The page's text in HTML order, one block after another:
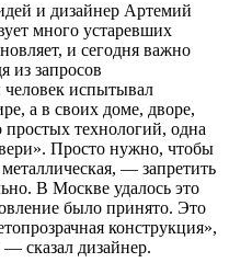
и дизайнер Артемий
много устаревших
и сегодня важно
из запросов
человек испытывал
а в своих доме, дворе,
простых технологий, одна
Просто нужно, чтобы
— запретить
В Москве удалось это
было принято. Это
конструкция»,
сказал дизайнер.